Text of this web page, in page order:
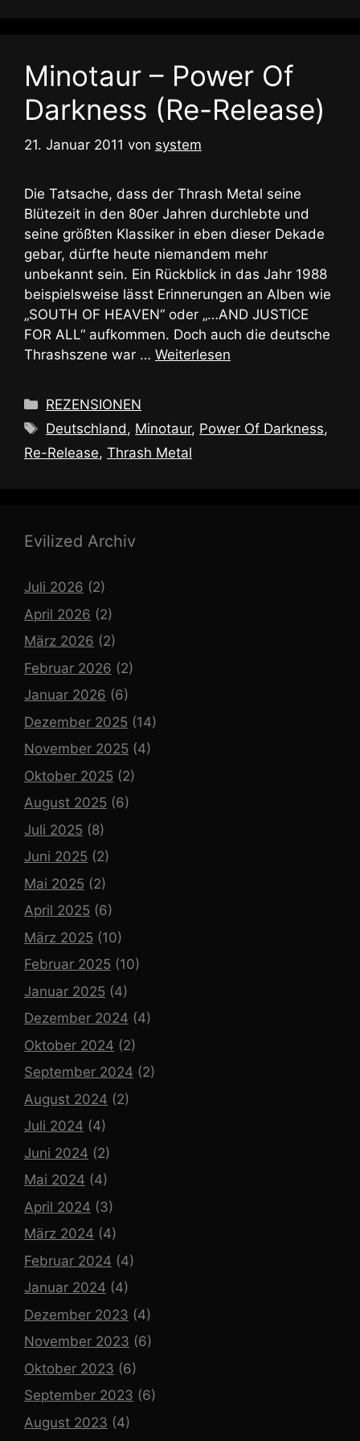
Minotaur – Power Of
Darkness (Re-Release)
21. Januar 2011 von system
Die Tatsache, dass der Thrash Metal seine
Blütezeit in den 80er Jahren durchlebte und
seine größten Klassiker in eben dieser Dekade
gebar, dürfte heute niemandem mehr
unbekannt sein. Ein Rückblick in das Jahr 1988
beispielsweise lässt Erinnerungen an Alben wie
„SOUTH OF HEAVEN“ oder „…AND JUSTICE
FOR ALL“ aufkommen. Doch auch die deutsche
Thrashszene war … Weiterlesen
Kategorien
REZENSIONEN
Schlagwörter
Deutschland, Minotaur, Power Of Darkness,
Re-Release, Thrash Metal
Evilized Archiv
Juli 2026 (2)
April 2026 (2)
März 2026 (2)
Februar 2026 (2)
Januar 2026 (6)
Dezember 2025 (14)
November 2025 (4)
Oktober 2025 (2)
August 2025 (6)
Juli 2025 (8)
Juni 2025 (2)
Mai 2025 (2)
April 2025 (6)
März 2025 (10)
Februar 2025 (10)
Januar 2025 (4)
Dezember 2024 (4)
Oktober 2024 (2)
September 2024 (2)
August 2024 (2)
Juli 2024 (4)
Juni 2024 (2)
Mai 2024 (4)
April 2024 (3)
März 2024 (4)
Februar 2024 (4)
Januar 2024 (4)
Dezember 2023 (4)
November 2023 (6)
Oktober 2023 (6)
September 2023 (6)
August 2023 (4)